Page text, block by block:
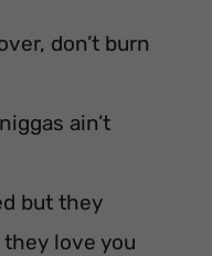
don’t burn
ain’t
but they
love you